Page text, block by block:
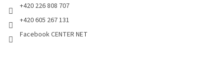
+420 226 808 707
+420 605 267 131
Facebook CENTER NET